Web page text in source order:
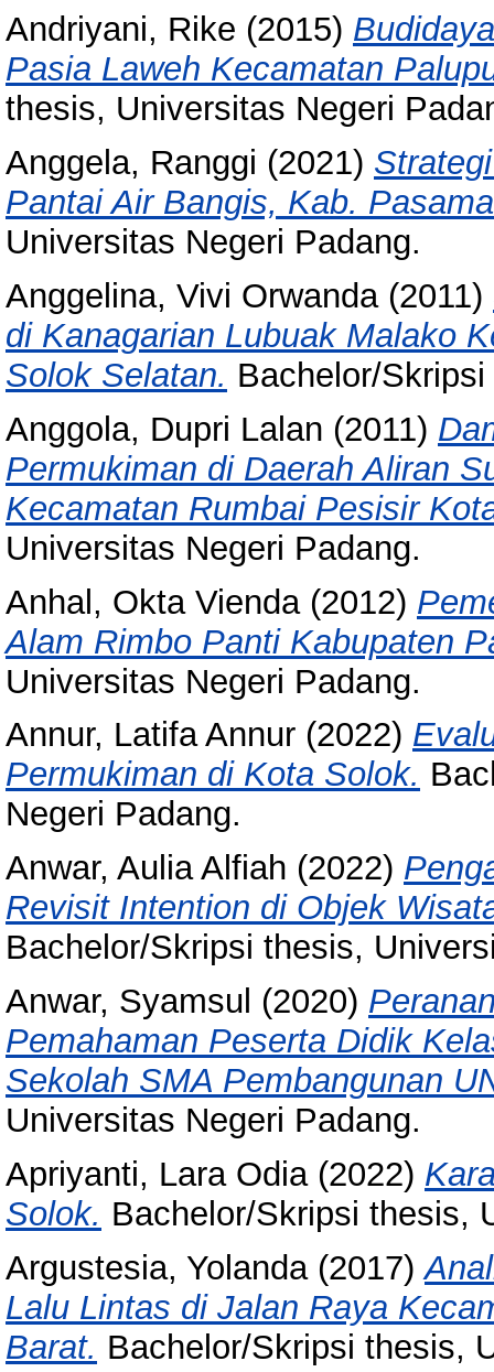
Andriyani, Rike (2015)
Pasia Laweh Kecamatan
thesis, Universitas Negeri
Anggela, Ranggi (2021)
Pantai Air Bangis, Kab.
Universitas Negeri Padang.
Anggelina, Vivi Orwanda(2011)
di Kanagarian Lubuak Malako
Solok Selatan. Bachelor/
Anggola, Dupri Lalan (2011)
Permukiman di Daerah Aliran
Kecamatan Rumbai Pesisir
Universitas Negeri Padang.
Anhal, Okta Vienda(2012)
Alam Rimbo Panti Kabupaten
Universitas Negeri Padang.
Annur, Latifa Annur (2022)
Permukiman di Kota Solok.
Negeri Padang.
Anwar, Aulia Alfiah (2022)
Revisit Intention di Objek
Bachelor/Skripsi thesis,
Anwar, Syamsul (2020)
Pemahaman Peserta Didik
Sekolah SMA Pembangunan
Universitas Negeri Padang.
Apriyanti, Lara Odia(2022)
Solok. Bachelor/Skripsi thesis,
Argustesia, Yolanda(2017)
Lalu Lintas di Jalan Raya
Barat. Bachelor/Skripsi thesis,